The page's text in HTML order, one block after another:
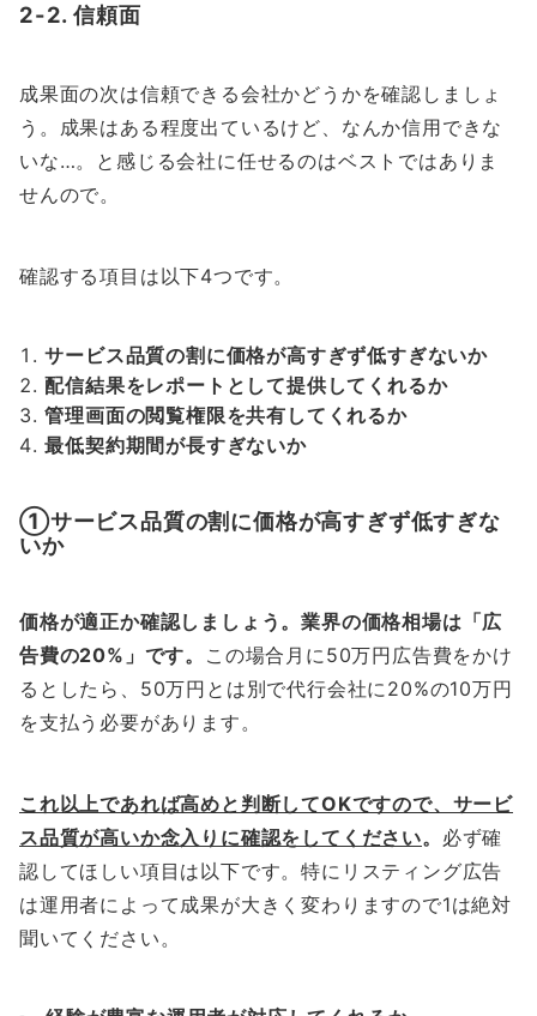
2-2. 信頼面
成果面の次は信頼できる会社かどうかを確認しましょ
う。成果はある程度出ているけど、なんか信用できな
いな…。と感じる会社に任せるのはベストではありま
せんので。
確認する項目は以下4つです。
サービス品質の割に価格が高すぎず低すぎないか
配信結果をレポートとして提供してくれるか
管理画面の閲覧権限を共有してくれるか
最低契約期間が長すぎないか
①サービス品質の割に価格が高すぎず低すぎな
いか
価格が適正か確認しましょう。業界の価格相場は「広
告費の20%」です。 この場合月に50万円広告費をかけ
るとしたら、50万円とは別で代行会社に20%の10万円
を支払う必要があります。
これ以上であれば高めと判断してOKですので、サービ
ス品質が高いか念入りに確認をしてください。 必ず確
認してほしい項目は以下です。特にリスティング広告
は運用者によって成果が大きく変わりますので1は絶対
聞いてください。